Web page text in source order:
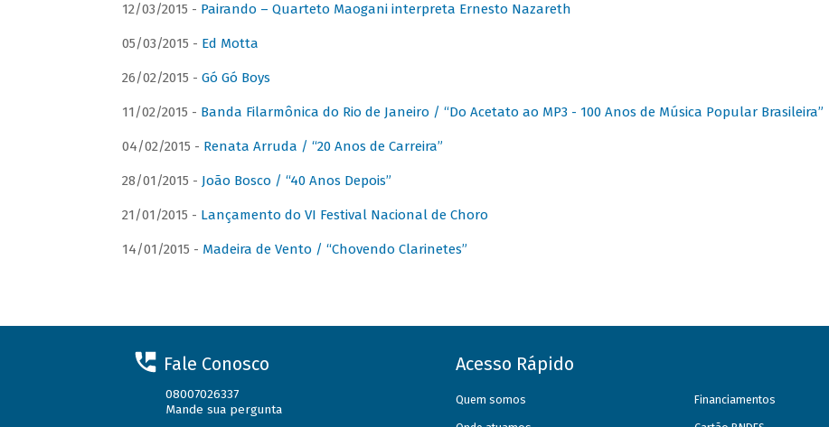
12/03/2015 - Pairando – Quarteto Maogani interpreta Ernesto Nazareth
05/03/2015 - Ed Motta
26/02/2015 - Gó Gó Boys
11/02/2015 - Banda Filarmônica do Rio de Janeiro / “Do Acetato ao MP3 - 100 Anos de Música Popular Brasileira”
04/02/2015 - Renata Arruda / “20 Anos de Carreira”
28/01/2015 - João Bosco / “40 Anos Depois”
21/01/2015 - Lançamento do VI Festival Nacional de Choro
14/01/2015 - Madeira de Vento / “Chovendo Clarinetes”
Fale Conosco
08007026337
Mande sua pergunta
Acesso Rápido
Quem somos Financiamentos